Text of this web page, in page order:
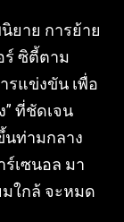
ยาย การย้าย
ร์ ซิตี้ตาม
รแข่งขัน เพื่อ
ที่ชัดเจน
นท่ามกลาง
ร์เซนอล มา
มใกล้ จะหมด